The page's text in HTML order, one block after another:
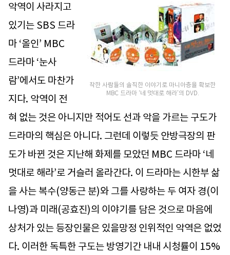
착한 사람들의 솔직한 이야기로 마니아층을 확보한
MBC 드라마 ‘네 멋대로 해라’의 DVD.
악역이 사라지고
있기는 SBS 드라
마 ‘올인’ MBC
드라마 ‘눈사
람’에서도 마찬가
지다. 악역이 전
혀 없는 것은 아니지만 적어도 선과 악을 가르는 구도가
드라마의 핵심은 아니다. 그런데 이렇듯 안방극장의 판
도가 바뀐 것은 지난해 화제를 모았던 MBC 드라마 ‘네
멋대로 해라’로 거슬러 올라간다. 이 드라마는 시한부 삶
을 사는 복수(양동근 분)와 그를 사랑하는 두 여자 경(이
나영)과 미래(공효진)의 이야기를 담은 것으로 마음에
상처가 있는 등장인물은 있을망정 인위적인 악역은 없었
다. 이러한 독특한 구도는 방영기간 내내 시청률이 15%